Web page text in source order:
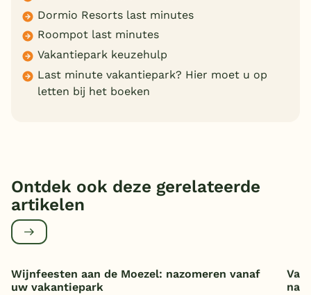
Dormio Resorts last minutes
Roompot last minutes
Vakantiepark keuzehulp
Last minute vakantiepark? Hier moet u op
letten bij het boeken
Ontdek ook deze gerelateerde
artikelen
Wijnfeesten aan de Moezel: nazomeren vanaf
uw vakantiepark